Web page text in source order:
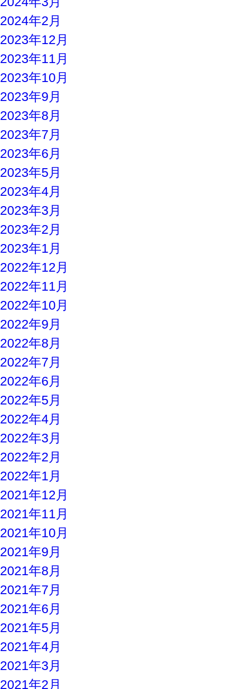
2024年2月
2023年12月
2023年11月
2023年10月
2023年9月
2023年8月
2023年7月
2023年6月
2023年5月
2023年4月
2023年3月
2023年2月
2023年1月
2022年12月
2022年11月
2022年10月
2022年9月
2022年8月
2022年7月
2022年6月
2022年5月
2022年4月
2022年3月
2022年2月
2022年1月
2021年12月
2021年11月
2021年10月
2021年9月
2021年8月
2021年7月
2021年6月
2021年5月
2021年4月
2021年3月
2021年2月